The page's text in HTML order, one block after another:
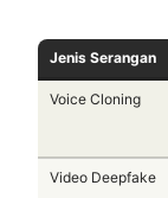
Jenis Serangan
Voice Cloning
Video Deepfake